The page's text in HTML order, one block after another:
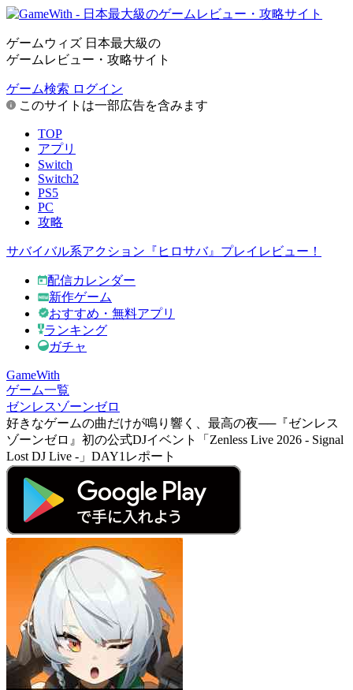
ゲームウィズ 日本最大級の
ゲームレビュー・攻略サイト
ゲーム検索 ログイン
このサイトは一部広告を含みます
TOP
アプリ
Switch
Switch2
PS5
PC
攻略
サバイバル系アクション『ヒロサバ』プレイレビュー！
配信カレンダー
新作ゲーム
おすすめ・無料アプリ
ランキング
ガチャ
GameWith
ゲーム一覧
ゼンレスゾーンゼロ
好きなゲームの曲だけが鳴り響く、最高の夜──『ゼンレス
ゾーンゼロ』初の公式DJイベント「Zenless Live 2026 - Signal
Lost DJ Live -」DAY1レポート